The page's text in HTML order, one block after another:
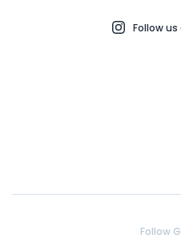
Follow
Follow